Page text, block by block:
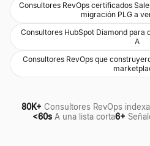
Consultores RevOps certificados
migración PLG a
Consultores HubSpot Diamond para
A
Consultores RevOps que
80K+ Consultores RevOps
<60s A una lista corta6+